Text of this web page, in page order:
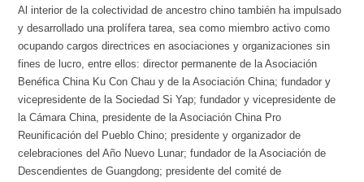
Al interior de la colectividad de ancestro chino también ha impulsado
y desarrollado una prolífera tarea, sea como miembro activo como
ocupando cargos directrices en asociaciones y organizaciones sin
fines de lucro, entre ellos: director permanente de la Asociación
Benéfica China Ku Con Chau y de la Asociación China; fundador y
vicepresidente de la Sociedad Si Yap; fundador y vicepresidente de
la Cámara China, presidente de la Asociación China Pro
Reunificación del Pueblo Chino; presidente y organizador de
celebraciones del Año Nuevo Lunar; fundador de la Asociación de
Descendientes de Guangdong; presidente del comité de